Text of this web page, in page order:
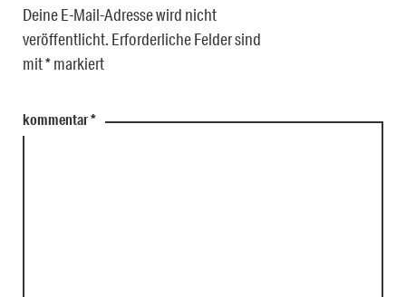
Deine E-Mail-Adresse wird nicht
veröffentlicht. Erforderliche Felder sind
mit*markiert
kommentar*